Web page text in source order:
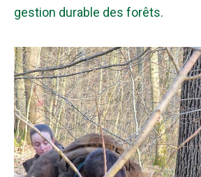
gestion durable des forêts.